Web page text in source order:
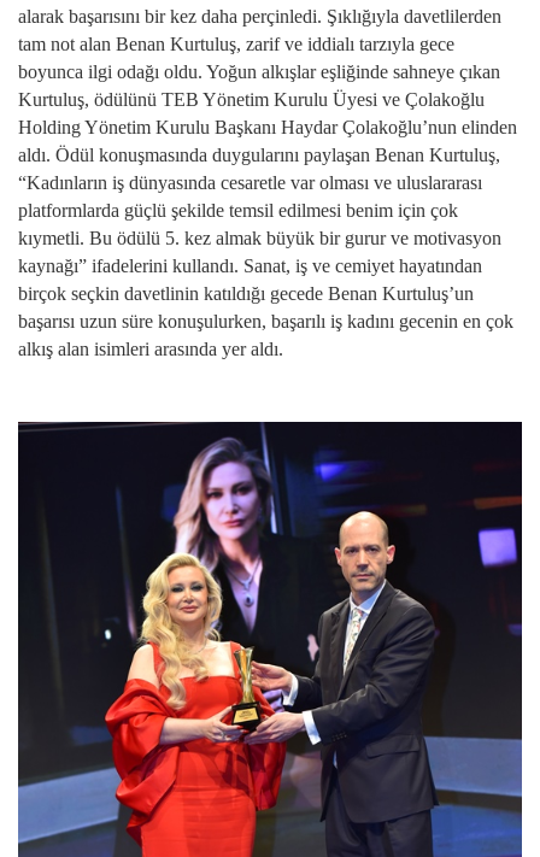
alarak başarısını bir kez daha perçinledi. Şıklığıyla davetlilerden
tam not alan Benan Kurtuluş, zarif ve iddialı tarzıyla gece
boyunca ilgi odağı oldu. Yoğun alkışlar eşliğinde sahneye çıkan
Kurtuluş, ödülünü TEB Yönetim Kurulu Üyesi ve Çolakoğlu
Holding Yönetim Kurulu Başkanı Haydar Çolakoğlu’nun elinden
aldı. Ödül konuşmasında duygularını paylaşan Benan Kurtuluş,
“Kadınların iş dünyasında cesaretle var olması ve uluslararası
platformlarda güçlü şekilde temsil edilmesi benim için çok
kıymetli. Bu ödülü 5. kez almak büyük bir gurur ve motivasyon
kaynağı” ifadelerini kullandı. Sanat, iş ve cemiyet hayatından
birçok seçkin davetlinin katıldığı gecede Benan Kurtuluş’un
başarısı uzun süre konuşulurken, başarılı iş kadını gecenin en çok
alkış alan isimleri arasında yer aldı.